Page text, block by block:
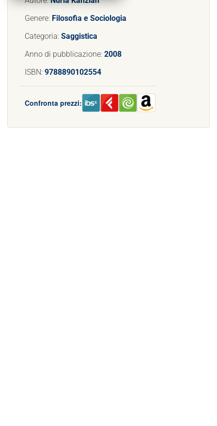
Genere: Filosofia e Sociologia
Categoria: Saggistica
Anno di pubblicazione: 2008
ISBN: 9788890102554
Confronta prezzi: